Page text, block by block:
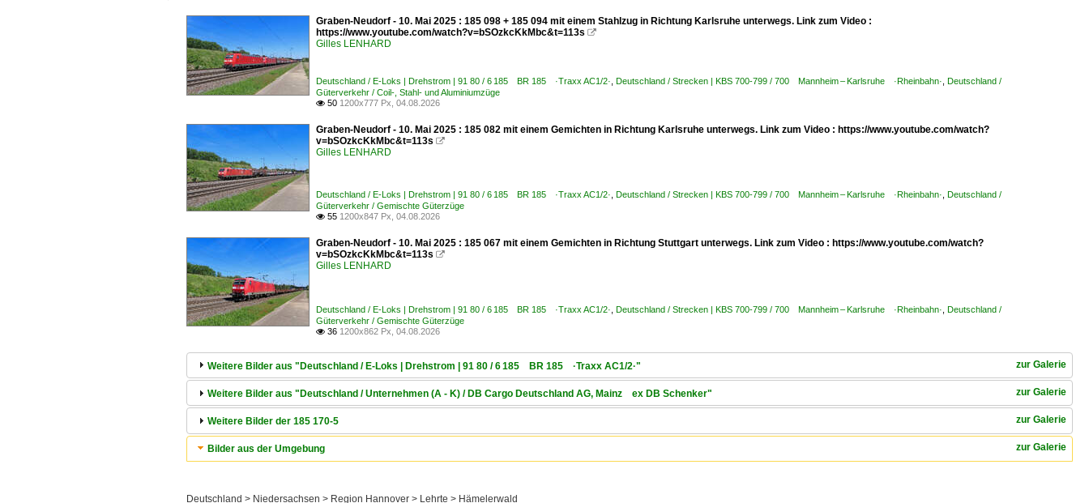
Graben-Neudorf - 10. Mai 2025 : 185 098 + 185 094 mit einem Stahlzug in Richtung Karlsruhe unterwegs. Link zum Video :
https://www.youtube.com/watch?v=bSOzkcKkMbc&t=113s 
Gilles LENHARD
Deutschland / E-Loks | Drehstrom | 91 80 / 6 185 BR 185 ·Traxx AC1/2· Deutschland / Strecken | KBS 700-799 / 700 Mannheim – Karlsruhe ·Rheinbahn· Deutschland /
Güterverkehr / Coil-, Stahl- und Aluminiumzüge
 50 1200x777 Px, 04.08.2026
Graben-Neudorf - 10. Mai 2025 : 185 082 mit einem Gemichten in Richtung Karlsruhe unterwegs. Link zum Video : https://www.youtube.com/watch?
v=bSOzkcKkMbc&t=113s 
Gilles LENHARD
Deutschland / E-Loks | Drehstrom | 91 80 / 6 185 BR 185 ·Traxx AC1/2· Deutschland / Strecken | KBS 700-799 / 700 Mannheim – Karlsruhe ·Rheinbahn· Deutschland /
Güterverkehr / Gemischte Güterzüge
 55 1200x847 Px, 04.08.2026
Graben-Neudorf - 10. Mai 2025 : 185 067 mit einem Gemichten in Richtung Stuttgart unterwegs. Link zum Video : https://www.youtube.com/watch?
v=bSOzkcKkMbc&t=113s 
Gilles LENHARD
Deutschland / E-Loks | Drehstrom | 91 80 / 6 185 BR 185 ·Traxx AC1/2· Deutschland / Strecken | KBS 700-799 / 700 Mannheim – Karlsruhe ·Rheinbahn· Deutschland /
Güterverkehr / Gemischte Güterzüge
 36 1200x862 Px, 04.08.2026
zur Galerie
Weitere Bilder aus "Deutschland / E-Loks | Drehstrom | 91 80 / 6 185 BR 185 ·Traxx AC1/2·"
zur Galerie
Weitere Bilder aus "Deutschland / Unternehmen (A - K) / DB Cargo Deutschland AG, Mainz ex DB Schenker"
zur Galerie
Weitere Bilder der 185 170-5
zur Galerie
Bilder aus der Umgebung
Deutschland > Niedersachsen > Region Hannover > Lehrte > Hämelerwald